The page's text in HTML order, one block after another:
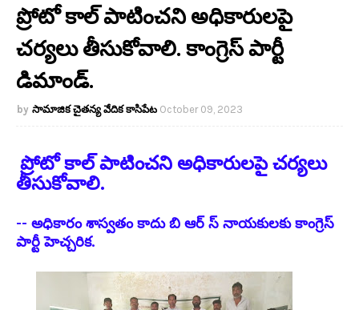
ప్రోటో కాల్ పాటించని అధికారులపై
చర్యలు తీసుకోవాలి. కాంగ్రెస్ పార్టీ
డిమాండ్.
సామాజిక చైతన్య వేదిక కాసిపేట October 09, 2023
ప్రోటో కాల్ పాటించని అధికారులపై చర్యలు
తీసుకోవాలి.
-- అధికారం శాస్వతం కాదు బి ఆర్ స్ నాయకులకు కాంగ్రెస్
పార్టీ హెచ్చరిక.